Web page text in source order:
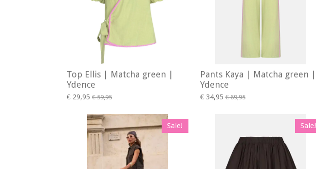
Top Ellis | Matcha green |
Ydence
€ 29,95 € 59,95
Pants Kaya | Matcha green |
Ydence
€ 34,95 € 69,95
Sale! Sale!